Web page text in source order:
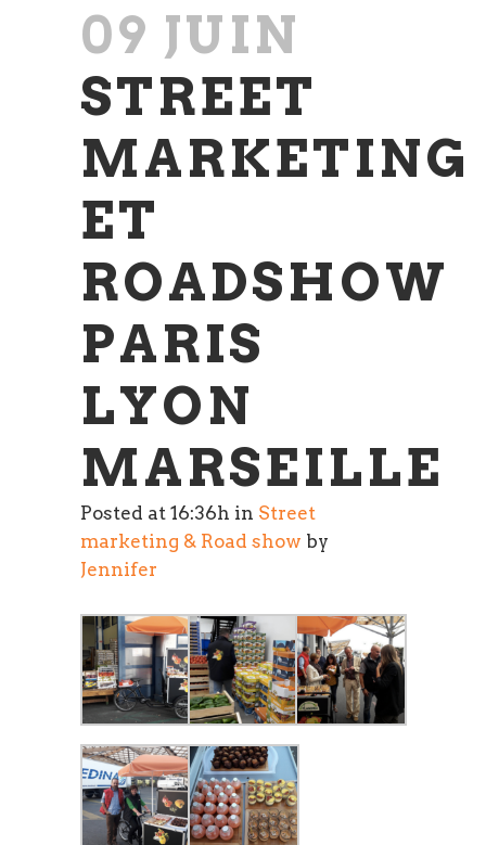
09 JUIN
STREET
MARKETING
ET
ROADSHOW
PARIS
LYON
MARSEILLE
Posted at 16:36h in Street
marketing & Road show by
Jennifer